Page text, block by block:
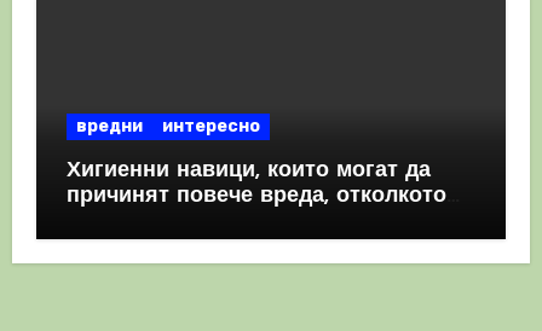
вредни интересно
Хигиенни навици, които могат да
причинят повече вреда, отколкото